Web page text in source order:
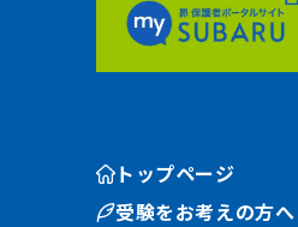
トップページ
受験をお考えの方へ